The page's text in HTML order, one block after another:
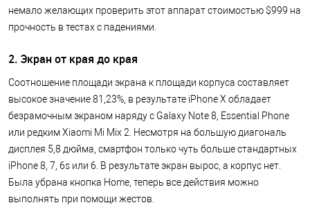
немало желающих проверить этот аппарат стоимостью $999 на
прочность в тестах с падениями.
2. Экран от края до края
Соотношение площади экрана к площади корпуса составляет
высокое значение 81,23%, в результате iPhone X обладает
безрамочным экраном наряду с Galaxy Note 8, Essential Phone
или редким Xiaomi Mi Mix 2. Несмотря на большую диагональ
дисплея 5,8 дюйма, смартфон только чуть больше стандартных
iPhone 8, 7, 6s или 6. В результате экран вырос, а корпус нет.
Была убрана кнопка Home, теперь все действия можно
выполнять при помощи жестов.